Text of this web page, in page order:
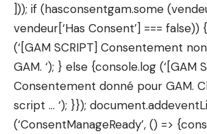
])); if (hasconsentgam.some
vendeur[‘Has Consent’] === false))
(‘[GAM SCRIPT] Consentement
GAM. ‘); } else {console.log (‘[GAM
Consentement donné pour GAM.
script … ‘); }});
(‘ConsentManageReady’, () =>